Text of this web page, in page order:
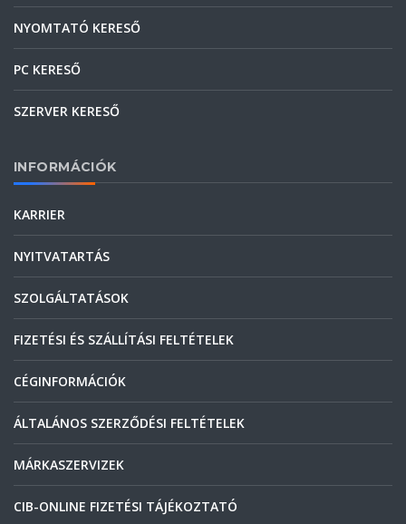
NYOMTATÓ KERESŐ
PC KERESŐ
SZERVER KERESŐ
INFORMÁCIÓK
KARRIER
NYITVATARTÁS
SZOLGÁLTATÁSOK
FIZETÉSI ÉS SZÁLLÍTÁSI FELTÉTELEK
CÉGINFORMÁCIÓK
ÁLTALÁNOS SZERZŐDÉSI FELTÉTELEK
MÁRKASZERVIZEK
CIB-ONLINE FIZETÉSI TÁJÉKOZTATÓ